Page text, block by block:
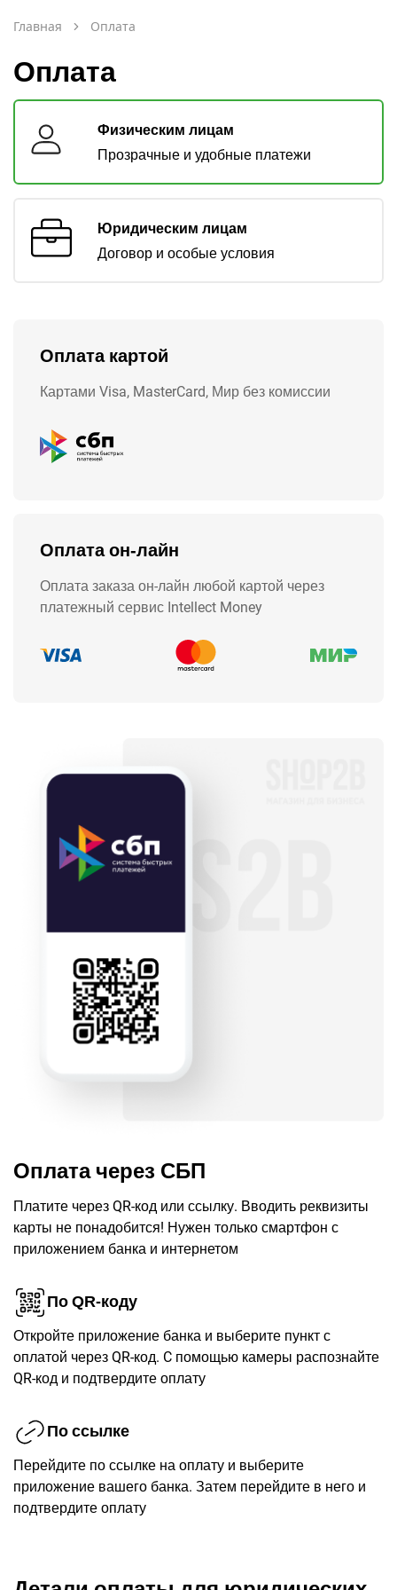
Главная Оплата
Оплата
Физическим лицам
Прозрачные и удобные платежи
Юридическим лицам
Договор и особые условия
Оплата картой
Картами Visa, MasterCard, Мир без комиссии
Оплата он-лайн
Оплата заказа он-лайн любой картой через
платежный сервис Intellect Money
Оплата через СБП
Платите через QR-код или ссылку. Вводить реквизиты
карты не понадобится! Нужен только смартфон с
приложением банка и интернетом
По QR-коду
Откройте приложение банка и выберите пункт с
оплатой через QR-код. C помощью камеры распознайте
QR-код и подтвердите оплату
По ссылке
Перейдите по ссылке на оплату и выберите
приложение вашего банка. Затем перейдите в него и
подтвердите оплату